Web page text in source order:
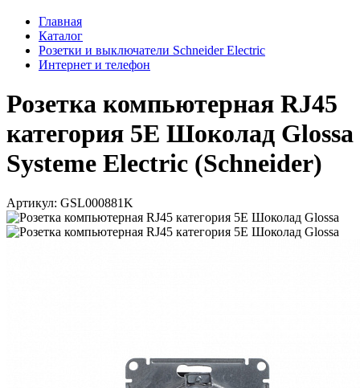
Главная
Каталог
Розетки и выключатели Schneider Electric
Интернет и телефон
Розетка компьютерная RJ45
категория 5E Шоколад Glossa
Systeme Electric (Schneider)
Артикул: GSL000881K